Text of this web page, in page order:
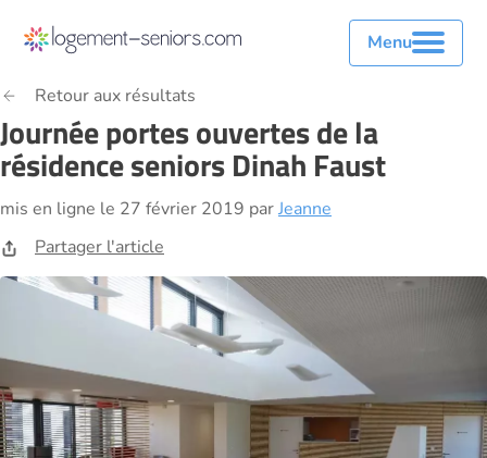
Menu
Retour aux résultats
Journée portes ouvertes de la
résidence seniors Dinah Faust
mis en ligne le 27 février 2019 parJeanne
Partager l'article